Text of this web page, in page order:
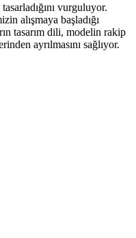
vurguluyor.
alışmaya başladığı
tasarım dili, modelin rakip
ayrılmasını sağlıyor.